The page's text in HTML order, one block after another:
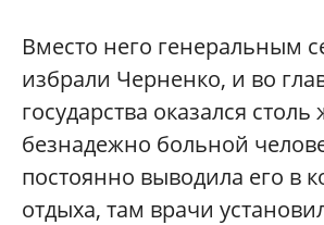
Вместо него генеральным
избрали Черненко, и во
государства оказался столь
безнадежно больной
постоянно выводила его в
отдыха, там врачи